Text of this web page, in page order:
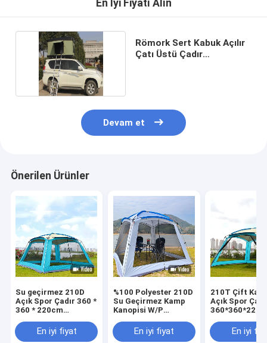
En İyi Fiyatı Alın
Römork Sert Kabuk Açılır
Çatı Üstü Çadır
Devam et
Önerilen Ürünler
Su geçirmez 210D
Açık Spor Çadır 360 *
360 * 220cm
Çadır AilesiEn iyi fiyat
%100 Polyester 210D
Su Geçirmez Kamp
Kanopisi W/P
Çadır
En iyi fiyat
210T Çift
Açık Spor
Kişilik Çadır
En iyi